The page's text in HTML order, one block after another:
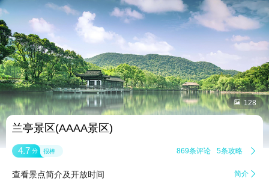
 128
兰亭景区(AAAA景区)
4.7 分 很棒 869条评论 5条攻略 
查看景点简介及开放时间 简介 
